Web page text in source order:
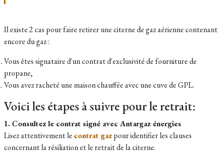
Il existe 2 cas pour faire retirer une citerne de gaz aérienne contenant
encore du gaz :
Vous êtes signataire d'un contrat d'exclusivité de fourniture de
propane,
Vous avez racheté une maison chauffée avec une cuve de GPL.
Voici les étapes à suivre pour le retrait:
1. Consultez le contrat signé avec Antargaz énergies
Lisez attentivement le contrat gazpour identifier les clauses
concernant la résiliation et le retrait de la citerne.